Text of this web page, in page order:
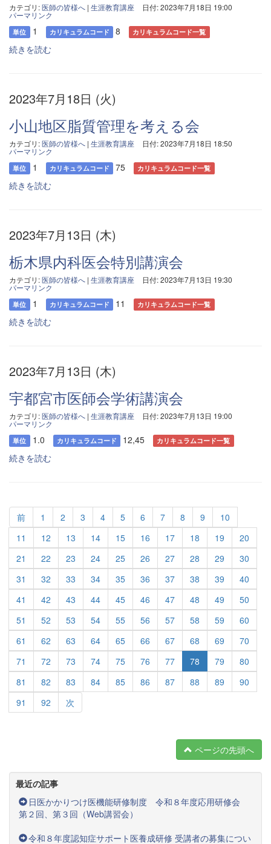
カテゴリ:医師の皆様へ | 生涯教育講座 日付: 2023年7月18日 19:00
パーマリンク
単位 1 カリキュラムコード 8 カリキュラムコード一覧
続きを読む
2023年7月18日 (火)
小山地区脂質管理を考える会
カテゴリ:医師の皆様へ | 生涯教育講座 日付: 2023年7月18日 18:50
パーマリンク
単位 1 カリキュラムコード 75 カリキュラムコード一覧
続きを読む
2023年7月13日 (木)
栃木県内科医会特別講演会
カテゴリ:医師の皆様へ | 生涯教育講座 日付: 2023年7月13日 19:30
パーマリンク
単位 1 カリキュラムコード 11 カリキュラムコード一覧
続きを読む
2023年7月13日 (木)
宇都宮市医師会学術講演会
カテゴリ:医師の皆様へ | 生涯教育講座 日付: 2023年7月13日 19:00
パーマリンク
単位 1.0 カリキュラムコード 12,45 カリキュラムコード一覧
続きを読む
前 1 2 3 4 5 6 7 8 9
10
11
12 13 14 15 16 17 18 19
20
21
22 23 24 25 26 27 28 29
30
31
32 33 34 35 36 37 38 39
40
41
42 43 44 45 46 47 48 49
50
51
52 53 54 55 56 57 58 59
60
61
62 63 64 65 66 67 68 69
70
71
72 73 74 75 76 77 78 79
80
81
82 83 84 85 86 87 88 89
90
91
92 次
ページの先頭へ
最近の記事
日医かかりつけ医機能研修制度 令和８年度応用研修会
第２回、第３回（Web講習会）
令和８年度認知症サポート医養成研修 受講者の募集につい